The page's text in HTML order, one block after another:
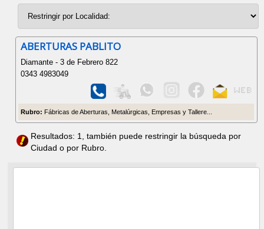
ABERTURAS PABLITO
Diamante - 3 de Febrero 822
0343 4983049
Rubro: Fábricas de Aberturas, Metalúrgicas, Empresas y Tallere...
Resultados: 1, también puede restringir la búsqueda por
Ciudad o por Rubro.